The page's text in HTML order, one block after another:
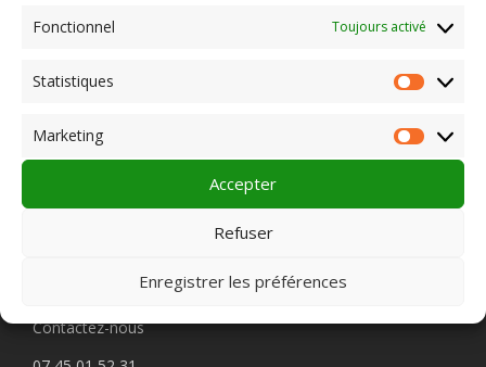
Fonctionnel Toujours activé
Statistiques
Marketing
Accepter
Refuser
Enregistrer les préférences
63000 Clermont-Ferrand
Contactez-nous